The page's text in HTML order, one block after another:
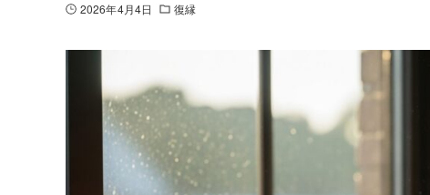
2026年4月4日 復縁